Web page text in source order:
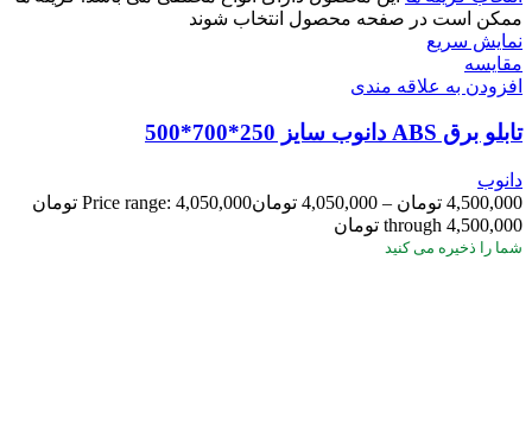
ممکن است در صفحه محصول انتخاب شوند
نمایش سریع
مقايسه
افزودن به علاقه مندی
تابلو برق ABS دانوب سایز 250*700*500
دانوب
4,500,000 تومان –
4,050,000 تومان
Price range: 4,050,000 تومان
through 4,500,000 تومان
شما را ذخیره می کنید